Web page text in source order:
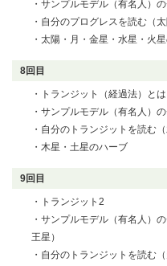
・サンプルモデル（有名人）
・自分のプログレスを読む（太
・太陽・月・金星・水星・火
8回目
・トランジット（経過法）とは
・サンプルモデル（有名人）
・自分のトランジットを読む（
・木星・土星のハーブ
9回目
・トランジット2
・サンプルモデル（有名人）
王星）
・自分のトランジットを読む